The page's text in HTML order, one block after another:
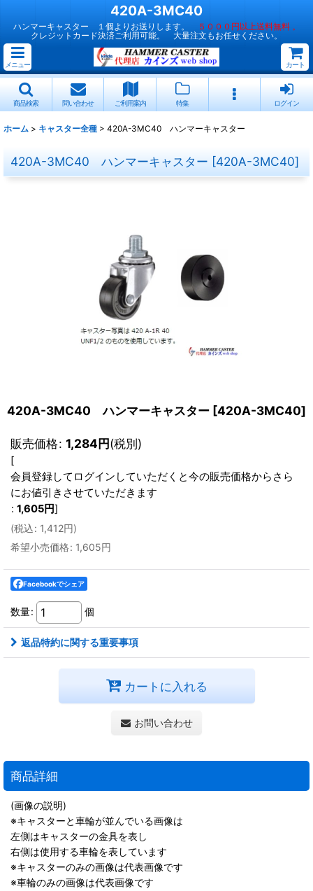
420A-3MC40
ハンマーキャスター １個よりお送りします。
５０００円以上送料無料 。
クレジットカード決済ご利用可能。 大量注文もお任せください。
メニュー カート
商品検索 問い合わせ ご利用案内 特集 ログイン
ホーム > キャスター全種 > 420A-3MC40 ハンマーキャスター
420A-3MC40 ハンマーキャスター [420A-3MC40]
420A-3MC40 ハンマーキャスター [420A-3MC40]
販売価格: 1,284円(税別)
[
会員登録してログインしていただくと今の販売価格からさら
にお値引きさせていただきます
: 1,605円]
(税込: 1,412円)
希望小売価格: 1,605円
Facebookでシェア
数量: 個
返品特約に関する重要事項
カートに入れる
お問い合わせ
商品詳細
(画像の説明)
※キャスターと車輪が並んでいる画像は
左側はキャスターの金具を表し
右側は使用する車輪を表しています
※キャスターのみの画像は代表画像です
※車輪のみの画像は代表画像です